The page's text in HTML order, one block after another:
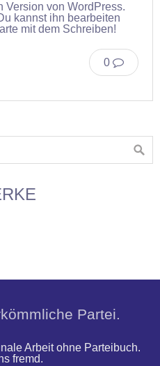
Version von WordPress.
kannst ihn bearbeiten
mit dem Schreiben!
0
Partei.
Arbeit ohne Parteibuch.
fremd.